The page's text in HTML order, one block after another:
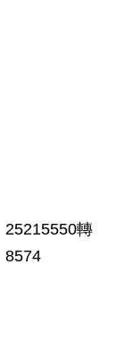
25215550轉
8574